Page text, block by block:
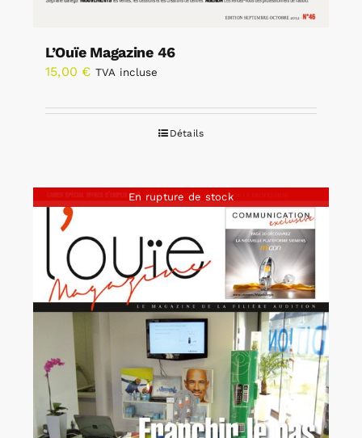
L’Ouïe Magazine 46
15,00 € TVA incluse
Détails
En rupture de stock